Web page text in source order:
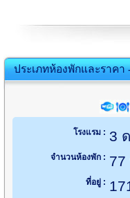
ประเภทห้องพักและราค
โรงแรม : 3
จำนวนห้องพัก : 77
ที่อยู่ :